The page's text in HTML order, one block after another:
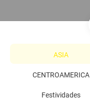
ASIA
CENTROAMERICA
Festividades